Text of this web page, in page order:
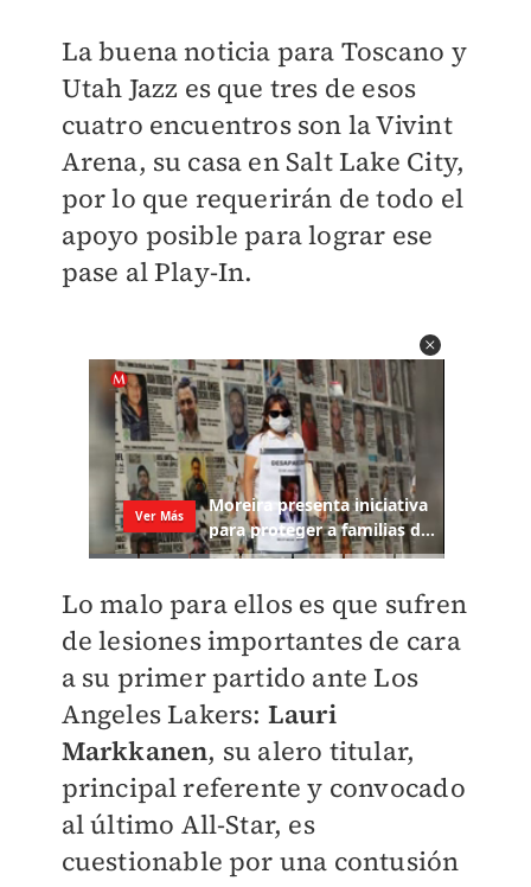
La buena noticia para Toscano y
Utah Jazz es que tres de esos
cuatro encuentros son la Vivint
Arena, su casa en Salt Lake City,
por lo que requerirán de todo el
apoyo posible para lograr ese
pase al Play-In.
Lo malo para ellos es que sufren
de lesiones importantes de cara
a su primer partido ante Los
Angeles Lakers: Lauri
Markkanen, su alero titular,
principal referente y convocado
al último All-Star, es
cuestionable por una contusión